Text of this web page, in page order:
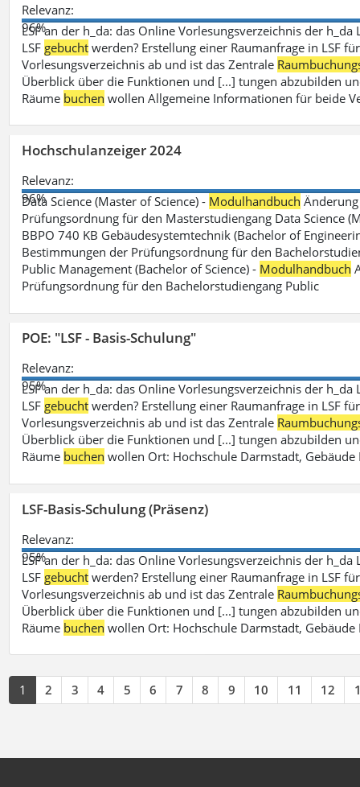
Relevanz:
96%
LSF an der h_da: das Online Vorlesungsverzeichnis der h_da
LSF gebucht werden? Erstellung einer Raumanfrage in LSF
Vorlesungsverzeichnis ab und ist das Zentrale
Überblick über die Funktionen und [...] tungen abzubilden
Räume buchen wollen Allgemeine Informationen für beide
Hochschulanzeiger 2024
Relevanz:
96%
Data Science (Master of Science) - Modulhandbuch
Prüfungsordnung für den Masterstudiengang Data Science
BBPO 740 KB Gebäudesystemtechnik (Bachelor of
Bestimmungen der Prüfungsordnung für den
Public Management (Bachelor of Science) - Modulhandbuch
Prüfungsordnung für den Bachelorstudiengang Public
POE: "LSF - Basis-Schulung"
Relevanz:
95%
LSF an der h_da: das Online Vorlesungsverzeichnis der h_da
LSF gebucht werden? Erstellung einer Raumanfrage in LSF
Vorlesungsverzeichnis ab und ist das Zentrale
Überblick über die Funktionen und [...] tungen abzubilden
Räume buchen wollen Ort: Hochschule Darmstadt,
LSF-Basis-Schulung (Präsenz)
Relevanz:
95%
LSF an der h_da: das Online Vorlesungsverzeichnis der h_da
LSF gebucht werden? Erstellung einer Raumanfrage in LSF
Vorlesungsverzeichnis ab und ist das Zentrale
Überblick über die Funktionen und [...] tungen abzubilden
Räume buchen wollen Ort: Hochschule Darmstadt,
1 2 3 4 5 6 7 8 9 10 11 12